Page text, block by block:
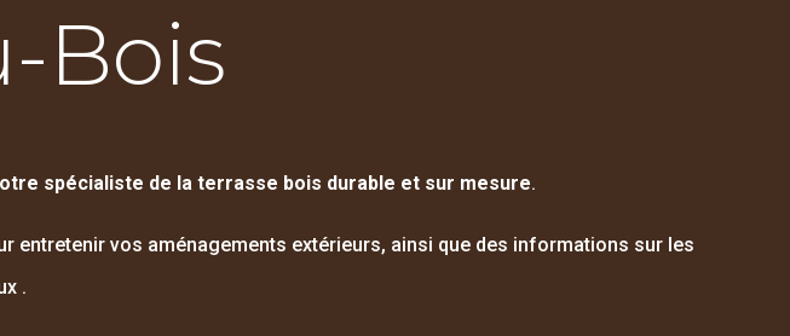
Bois
spécialiste de la terrasse bois durable et sur mesure.
entretenir vos aménagements extérieurs, ainsi que des informations sur les
.